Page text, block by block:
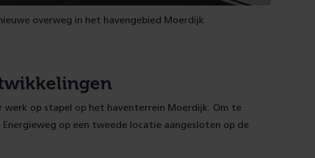
overweg in het havengebied Moerdijk
werk op stapel op het haventerrein Moerdijk. Om te
op een tweede locatie aangesloten op de